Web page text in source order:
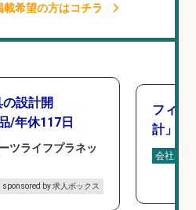
載希望の方はコチラ
設計開
/年休117日
ツライフプラネッ
sponsored by 求人ボックス
フィッ
計」
会社名